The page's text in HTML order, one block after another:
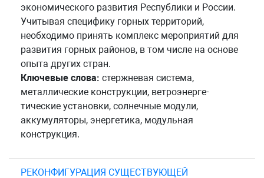
экономического развития Республики и России.
Учитывая специфику горных территорий,
необходимо принять комплекс мероприятий для
развития горных районов, в том числе на основе
опыта других стран.
Ключевые слова: стержневая система,
металлические конструкции, ветроэнерге-
тические установки, солнечные модули,
аккумуляторы, энергетика, модульная
конструкция.
РЕКОНФИГУРАЦИЯ СУЩЕСТВУЮЩЕЙ